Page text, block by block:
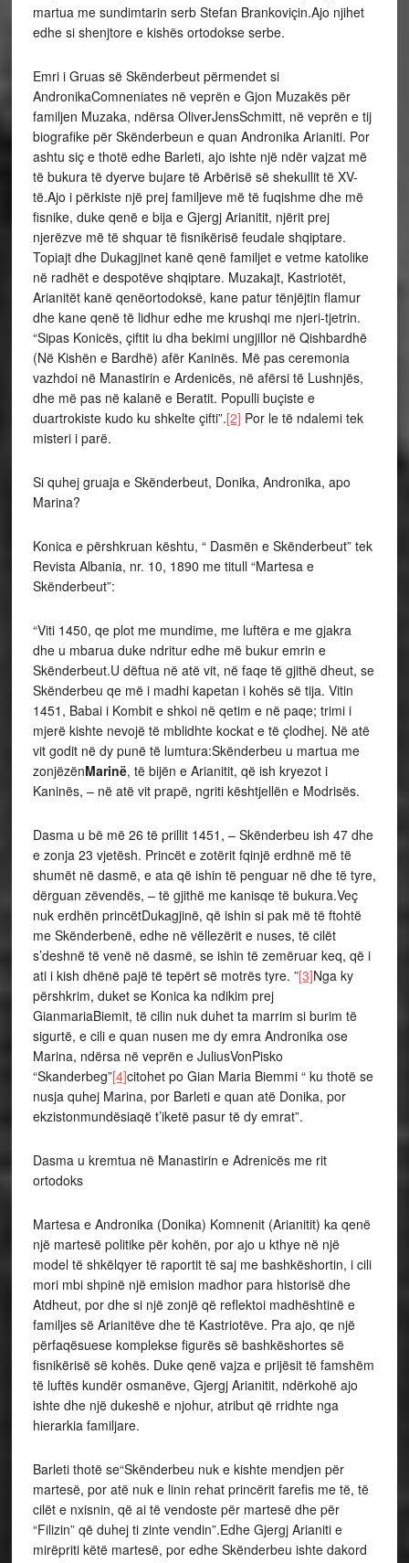
martua me sundimtarin serb Stefan Brankoviçin.Ajo njihet
edhe si shenjtore e kishës ortodokse serbe.
Emri i Gruas së Skënderbeut përmendet si
AndronikaComneniates në veprën e Gjon Muzakës për
familjen Muzaka, ndërsa OliverJensSchmitt, në veprën e tij
biografike për Skënderbeun e quan Andronika Arianiti. Por
ashtu siç e thotë edhe Barleti, ajo ishte një ndër vajzat më
të bukura të dyerve bujare të Arbërisë së shekullit të XV-
të.Ajo i përkiste një prej familjeve më të fuqishme dhe më
fisnike, duke qenë e bija e Gjergj Arianitit, njërit prej
njerëzve më të shquar të fisnikërisë feudale shqiptare.
Topiajt dhe Dukagjinet kanë qenë familjet e vetme katolike
në radhët e despotëve shqiptare. Muzakajt, Kastriotët,
Arianitët kanë qenëortodoksë, kane patur tënjëjtin flamur
dhe kane qenë të lidhur edhe me krushqi me njeri-tjetrin.
“Sipas Konicës, çiftit iu dha bekimi ungjillor në Qishbardhë
(Në Kishën e Bardhë) afër Kaninës. Më pas ceremonia
vazhdoi në Manastirin e Ardenicës, në afërsi të Lushnjës,
dhe më pas në kalanë e Beratit. Populli buçiste e
duartrokiste kudo ku shkelte çifti”.[2] Por le të ndalemi tek
misteri i parë.
Si quhej gruaja e Skënderbeut, Donika, Andronika, apo
Marina?
Konica e përshkruan kështu, “ Dasmën e Skënderbeut” tek
Revista Albania, nr. 10, 1890 me titull “Martesa e
Skënderbeut”:
“Viti 1450, qe plot me mundime, me luftëra e me gjakra
dhe u mbarua duke ndritur edhe më bukur emrin e
Skënderbeut.U dëftua në atë vit, në faqe të gjithë dheut, se
Skënderbeu qe më i madhi kapetan i kohës së tija. Vitin
1451, Babai i Kombit e shkoi në qetim e në paqe; trimi i
mjerë kishte nevojë të mblidhte kockat e të çlodhej. Në atë
vit godit në dy punë të lumtura:Skënderbeu u martua me
zonjëzënMarinë, të bijën e Arianitit, që ish kryezot i
Kaninës, – në atë vit prapë, ngriti kështjellën e Modrisës.
Dasma u bë më 26 të prillit 1451, – Skënderbeu ish 47 dhe
e zonja 23 vjetësh. Princët e zotërit fqinjë erdhnë më të
shumët në dasmë, e ata që ishin të penguar në dhe të tyre,
dërguan zëvendës, – të gjithë me kanisqe të bukura.Veç
nuk erdhën princëtDukagjinë, që ishin si pak më të ftohtë
me Skënderbenë, edhe në vëllezërit e nuses, të cilët
s’deshnë të venë në dasmë, se ishin të zemëruar keq, që i
ati i kish dhënë pajë të tepërt së motrës tyre. ”[3]Nga ky
përshkrim, duket se Konica ka ndikim prej
GianmariaBiemit, të cilin nuk duhet ta marrim si burim të
sigurtë, e cili e quan nusen me dy emra Andronika ose
Marina, ndërsa në veprën e JuliusVonPisko
“Skanderbeg”[4]citohet po Gian Maria Biemmi “ ku thotë se
nusja quhej Marina, por Barleti e quan atë Donika, por
ekzistonmundësiaqë t’iketë pasur të dy emrat”.
Dasma u kremtua në Manastirin e Adrenicës me rit
ortodoks
Martesa e Andronika (Donika) Komnenit (Arianitit) ka qenë
një martesë politike për kohën, por ajo u kthye në një
model të shkëlqyer të raportit të saj me bashkëshortin, i cili
mori mbi shpinë një emision madhor para historisë dhe
Atdheut, por dhe si një zonjë që reflektoi madhështinë e
familjes së Arianitëve dhe të Kastriotëve. Pra ajo, qe një
përfaqësuese komplekse figurës së bashkëshortes së
fisnikërisë së kohës. Duke qenë vajza e prijësit të famshëm
të luftës kundër osmanëve, Gjergj Arianitit, ndërkohë ajo
ishte dhe një dukeshë e njohur, atribut që rridhte nga
hierarkia familjare.
Barleti thotë se“Skënderbeu nuk e kishte mendjen për
martesë, por atë nuk e linin rehat princërit farefis me të, të
cilët e nxisnin, që ai të vendoste për martesë dhe për
“Filizin” që duhej ti zinte vendin”.Edhe Gjergj Arianiti e
mirëpriti këtë martesë, por edhe Skënderbeu ishte dakord